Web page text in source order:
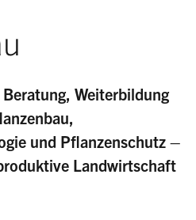
Weiterbildung
und Pflanzenschutz –
Landwirtschaft